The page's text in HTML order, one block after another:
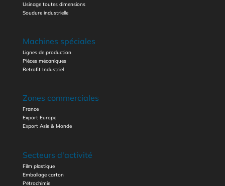
Usinage toutes dimensions
Soudure industrielle
Machines spéciales
Lignes de production
Pièces mécaniques
Retrofit Industriel
Zones commerciales
France
Export Europe
Export Asie & Monde
Secteurs d'activité
Film plastique
Emballage carton
Pétrochimie